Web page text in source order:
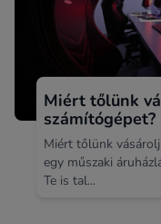
Miért tőlünk
számítógépet?
Miért tőlünk
egy műszaki
Te is tal...